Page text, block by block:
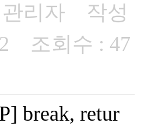
관리자 작성
조회수 : 47
break, retur